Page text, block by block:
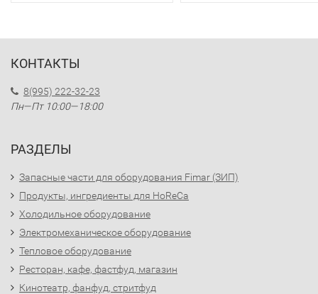
КОНТАКТЫ
8(995) 222-32-23
Пн—Пт 10:00—18:00
РАЗДЕЛЫ
Запасные части для оборудования Fimar (ЗИП)
Продукты, ингредиенты для HoReCa
Холодильное оборудование
Электромеханическое оборудование
Тепловое оборудование
Ресторан, кафе, фастфуд, магазин
Кинотеатр, фанфуд, стритфуд